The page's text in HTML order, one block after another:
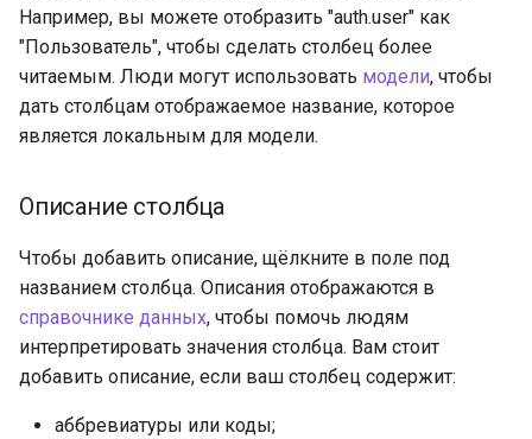
Например, вы можете отобразить "auth.user" как
"Пользователь", чтобы сделать столбец более
читаемым. Люди могут использовать модели, чтобы
дать столбцам отображаемое название, которое
является локальным для модели.
Описание столбца
Чтобы добавить описание, щёлкните в поле под
названием столбца. Описания отображаются в
справочнике данных, чтобы помочь людям
интерпретировать значения столбца. Вам стоит
добавить описание, если ваш столбец содержит:
аббревиатуры или коды;